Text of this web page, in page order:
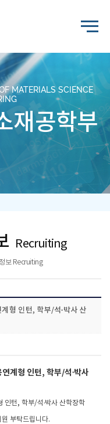
MATERIALS SCIENCE
재공학부
Recruiting
보 Recruiting
형 인턴, 학부/석·박사 산
계형 인턴, 학부/석·박사
인턴, 학부/석·박사 산학장학
부탁드립니다.